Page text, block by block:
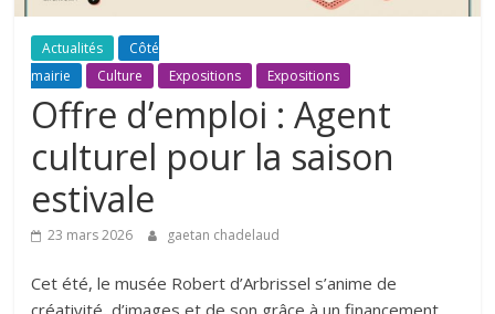
Actualités
Côté
mairie
Culture Expositions Expositions
Offre d’emploi : Agent
culturel pour la saison
estivale
23 mars 2026 gaetan chadelaud
Cet été, le musée Robert d’Arbrissel s’anime de